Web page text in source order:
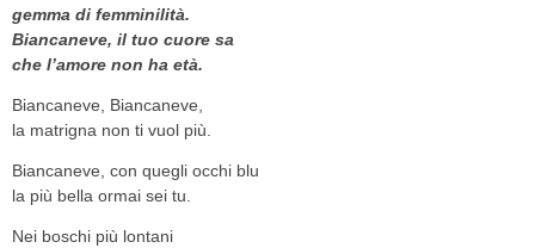
gemma di femminilità.
Biancaneve, il tuo cuore sa
che l’amore non ha età.
Biancaneve, Biancaneve,
la matrigna non ti vuol più.
Biancaneve, con quegli occhi blu
la più bella ormai sei tu.
Nei boschi più lontani